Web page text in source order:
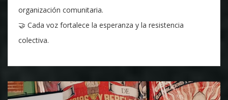
organización comunitaria.
🤝 Cada voz fortalece la esperanza y la resistencia
colectiva.